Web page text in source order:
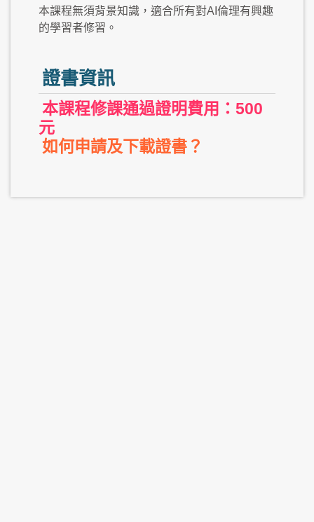
本課程無須背景知識，適合所有對AI倫理有興趣
的學習者修習。
證書資訊
本課程修課通過證明費用：500
元
如何申請及下載證書？